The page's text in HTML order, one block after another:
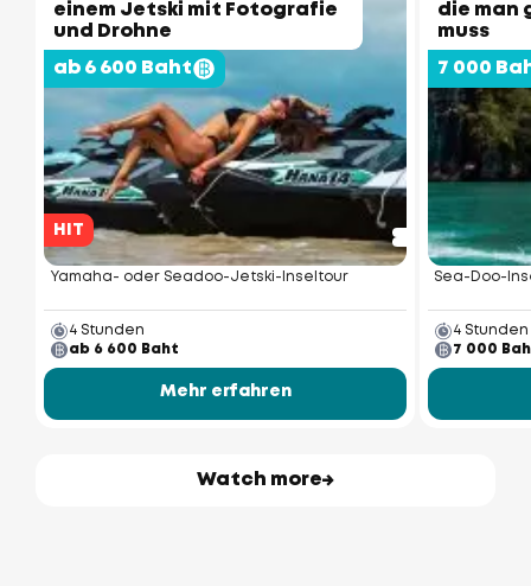
einem Jetski mit Fotografie
und Drohne
ab 6 600 Baht
HIT
Yamaha- oder Seadoo-Jetski-Inseltour
4 Stunden
ab 6 600 Baht
Mehr erfahren
die man
muss
7 000
Sea-Doo-
4 Stunden
7 000
Watch more